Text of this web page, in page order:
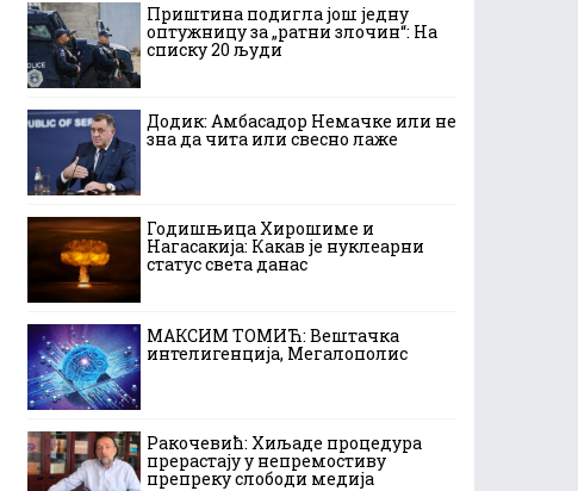
Приштина подигла још једну
оптужницу за „ратни злочин“: На
списку 20 људи
Додик: Амбасадор Немачке или не
зна да чита или свесно лаже
Годишњица Хирошиме и
Нагасакија: Какав је нуклеарни
статус света данас
МАКСИМ ТОМИЋ: Вештачка
интелигенција, Мегалополис
Ракочевић: Хиљаде процедура
прерастају у непремостиву
препреку слободи медија